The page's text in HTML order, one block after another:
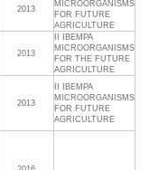
2013
MICROORGANISMS
FOR FUTURE
AGRICULTURE
2013
II IBEMPA
MICROORGANISMS
FOR THE FUTURE
AGRICULTURE
2013
II IBEMPA
MICROORGANISMS
FOR FUTURE
AGRICULTURE